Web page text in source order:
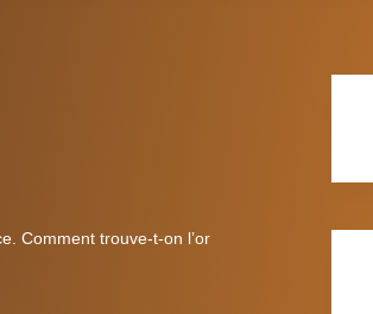
Comment trouve-t-on l’or